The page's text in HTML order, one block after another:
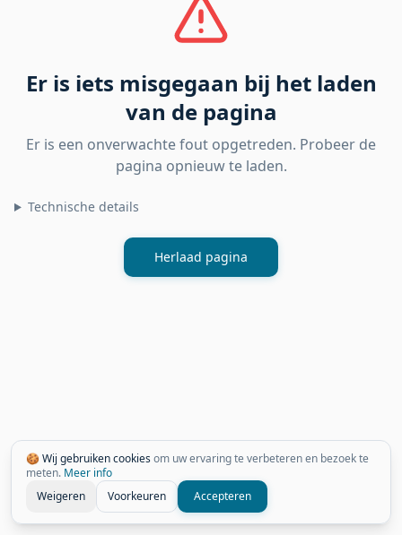
🍪 Wij gebruiken cookiesom uw ervaring te verbeteren en bezoek te
meten. Meer info
Weigeren
Voorkeuren Accepteren
Er is iets misgegaan bij het laden
van de pagina
Er is een onverwachte fout opgetreden. Probeer de
pagina opnieuw te laden.
Technische details
Herlaad pagina